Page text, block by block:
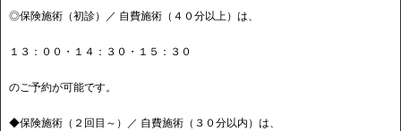
◎保険施術（初診）／ 自費施術（４０分以上）は、
１３：００・１４：３０・１５：３０
のご予約が可能です。
◆保険施術（２回目～）／ 自費施術（３０分以内）は、